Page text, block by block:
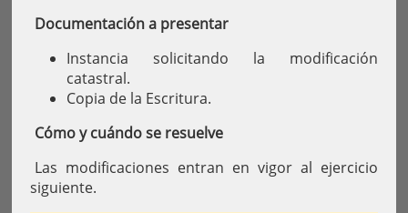
Documentación a presentar
Instancia solicitando la modificación
catastral.
Copia de la Escritura.
Cómo y cuándo se resuelve
Las modificaciones entran en vigor al ejercicio
siguiente.